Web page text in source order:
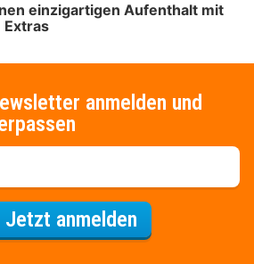
einzigartigen Aufenthalt mit
Extras
anmelden und
Jetzt anmeldenFür den